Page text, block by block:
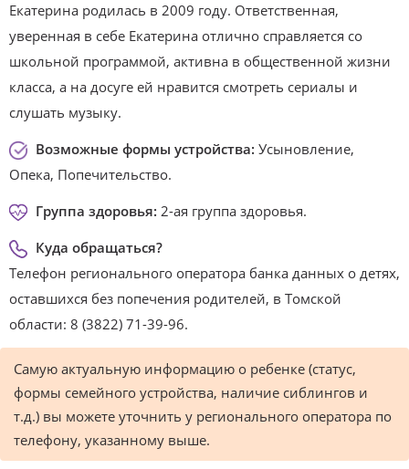
Екатерина родилась в 2009 году. Ответственная,
уверенная в себе Екатерина отлично справляется со
школьной программой, активна в общественной жизни
класса, а на досуге ей нравится смотреть сериалы и
слушать музыку.
Возможные формы устройства: Усыновление,
Опека, Попечительство.
Группа здоровья: 2-ая группа здоровья.
Куда обращаться?
Телефон регионального оператора банка данных о детях,
оставшихся без попечения родителей, в Томской
области: 8 (3822) 71-39-96.
Самую актуальную информацию о ребенке (статус,
формы семейного устройства, наличие сиблингов и
т.д.) вы можете уточнить у регионального оператора по
телефону, указанному выше.